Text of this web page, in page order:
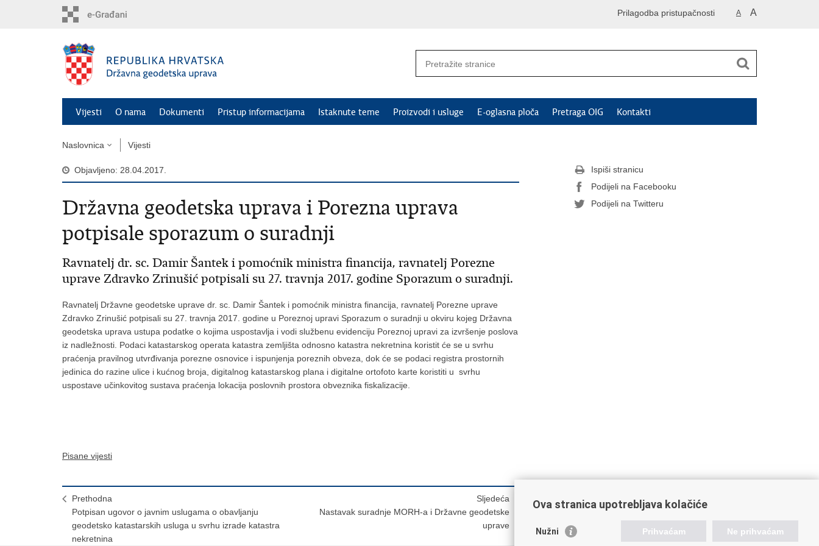
A A
Prilagodba pristupačnosti
Vijesti O nama Dokumenti Pristup informacijama Istaknute teme Proizvodi i usluge E-oglasna ploča Pretraga OIG Kontakti
Naslovnica Vijesti
Objavljeno: 28.04.2017.
Državna geodetska uprava i Porezna uprava
potpisale sporazum o suradnji
Ravnatelj dr. sc. Damir Šantek i pomoćnik ministra financija, ravnatelj Porezne
uprave Zdravko Zrinušić potpisali su 27. travnja 2017. godine Sporazum o suradnji.
Ravnatelj Državne geodetske uprave dr. sc. Damir Šantek i pomoćnik ministra financija, ravnatelj Porezne uprave
Zdravko Zrinušić potpisali su 27. travnja 2017. godine u Poreznoj upravi Sporazum o suradnji u okviru kojeg Državna
geodetska uprava ustupa podatke o kojima uspostavlja i vodi službenu evidenciju Poreznoj upravi za izvršenje poslova
iz nadležnosti. Podaci katastarskog operata katastra zemljišta odnosno katastra nekretnina koristit će se u svrhu
praćenja pravilnog utvrđivanja porezne osnovice i ispunjenja poreznih obveza, dok će se podaci registra prostornih
jedinica do razine ulice i kućnog broja, digitalnog katastarskog plana i digitalne ortofoto karte koristiti u svrhu
uspostave učinkovitog sustava praćenja lokacija poslovnih prostora obveznika fiskalizacije.
Pisane vijesti
Prethodna
Potpisan ugovor o javnim uslugama o obavljanju
geodetsko katastarskih usluga u svrhu izrade katastra
nekretnina
Sljedeća
Nastavak suradnje MORH-a i Državne geodetske
uprave
Ispiši stranicu
Podijeli na Facebooku
Podijeli na Twitteru
Ova stranica upotrebljava kolačiće
Nužni Prihvaćam Ne prihvaćam